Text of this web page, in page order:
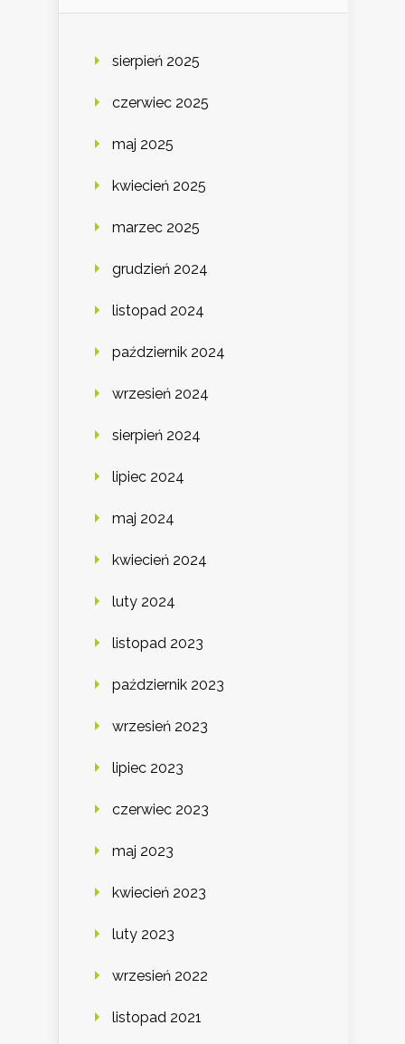
sierpień 2025
czerwiec 2025
maj 2025
kwiecień 2025
marzec 2025
grudzień 2024
listopad 2024
październik 2024
wrzesień 2024
sierpień 2024
lipiec 2024
maj 2024
kwiecień 2024
luty 2024
listopad 2023
październik 2023
wrzesień 2023
lipiec 2023
czerwiec 2023
maj 2023
kwiecień 2023
luty 2023
wrzesień 2022
listopad 2021